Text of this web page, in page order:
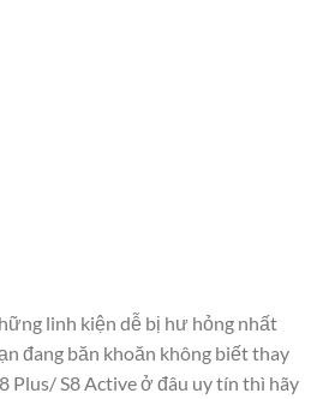
linh kiện dễ bị hư hỏng nhất
đang băn khoăn không biết thay
Plus/ S8 Active ở đâu uy tín thì hãy